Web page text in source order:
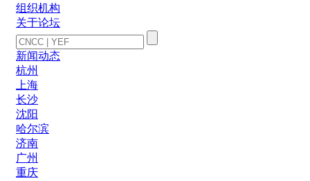
组织机构
关于论坛
新闻动态
杭州
上海
长沙
沈阳
哈尔滨
济南
广州
重庆